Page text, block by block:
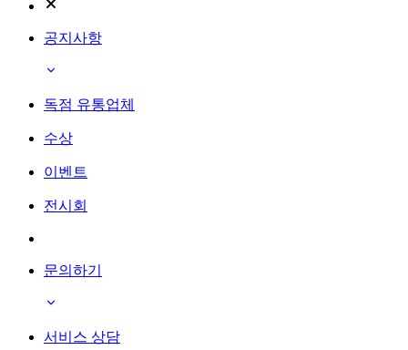
공지사항
독점 유통업체
수상
이벤트
전시회
문의하기
서비스 상담